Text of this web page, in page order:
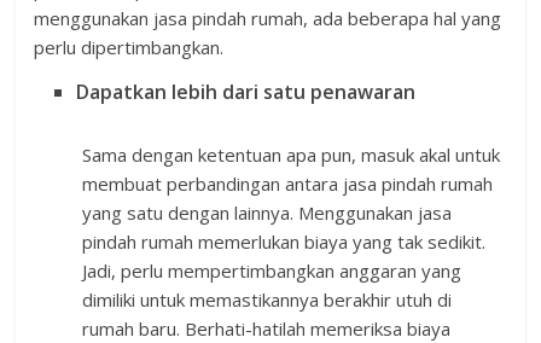
menggunakan jasa pindah rumah, ada beberapa hal yang
perlu dipertimbangkan.
Dapatkan lebih dari satu penawaran
Sama dengan ketentuan apa pun, masuk akal untuk
membuat perbandingan antara jasa pindah rumah
yang satu dengan lainnya. Menggunakan jasa
pindah rumah memerlukan biaya yang tak sedikit.
Jadi, perlu mempertimbangkan anggaran yang
dimiliki untuk memastikannya berakhir utuh di
rumah baru. Berhati-hatilah memeriksa biaya